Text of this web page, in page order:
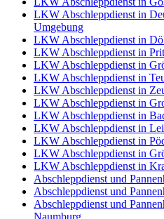
LKW Abschleppdienst in
Umgebung
LKW Abschleppdienst in
LKW Abschleppdienst in
LKW Abschleppdienst in
LKW Abschleppdienst in
LKW Abschleppdienst in
LKW Abschleppdienst in
LKW Abschleppdienst in
LKW Abschleppdienst in
LKW Abschleppdienst in
LKW Abschleppdienst in
LKW Abschleppdienst in
Abschleppdienst und
Abschleppdienst und
Abschleppdienst und